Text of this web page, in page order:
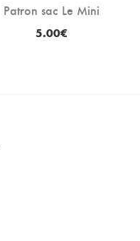
Patron sac Le Mini
5.00€